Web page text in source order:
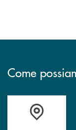
Come
Accedi all' elenco